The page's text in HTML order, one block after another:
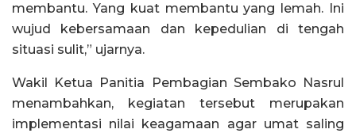
membantu. Yang kuat membantu yang lemah. Ini
wujud kebersamaan dan kepedulian di tengah
situasi sulit,” ujarnya.
Wakil Ketua Panitia Pembagian Sembako Nasrul
menambahkan, kegiatan tersebut merupakan
implementasi nilai keagamaan agar umat saling